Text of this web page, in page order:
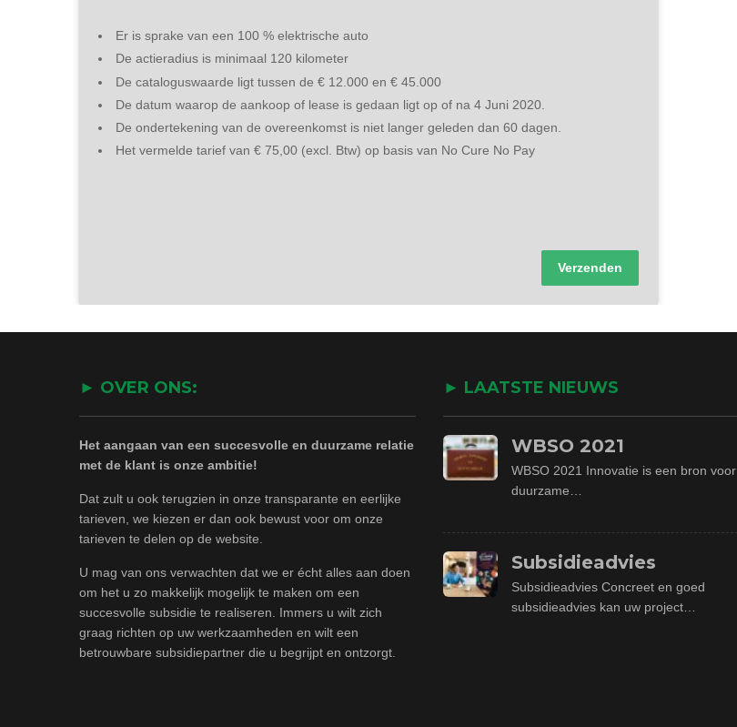
Er is sprake van een 100 % elektrische auto
De actieradius is minimaal 120 kilometer
De cataloguswaarde ligt tussen de € 12.000 en € 45.000
De datum waarop de aankoop of lease is gedaan ligt op of na 4 Juni 2020.
De ondertekening van de overeenkomst is niet langer geleden dan 60 dagen.
Het vermelde tarief van € 75,00 (excl. Btw) op basis van No Cure No Pay
Verzenden
► OVER ONS:
Het aangaan van een succesvolle en duurzame relatie
met de klant is onze ambitie!
Dat zult u ook terugzien in onze transparante en eerlijke
tarieven, we kiezen er dan ook bewust voor om onze
tarieven te delen op de website.
U mag van ons verwachten dat we er écht alles aan doen
om het u zo makkelijk mogelijk te maken om een
succesvolle subsidie te realiseren. Immers u wilt zich
graag richten op uw werkzaamheden en wilt een
betrouwbare subsidiepartner die u begrijpt en ontzorgt.
► LAATSTE NIEUWS
WBSO 2021
WBSO 2021 Innovatie is een bron voor
duurzame…
Subsidieadvies
Subsidieadvies Concreet en goed
subsidieadvies kan uw project…